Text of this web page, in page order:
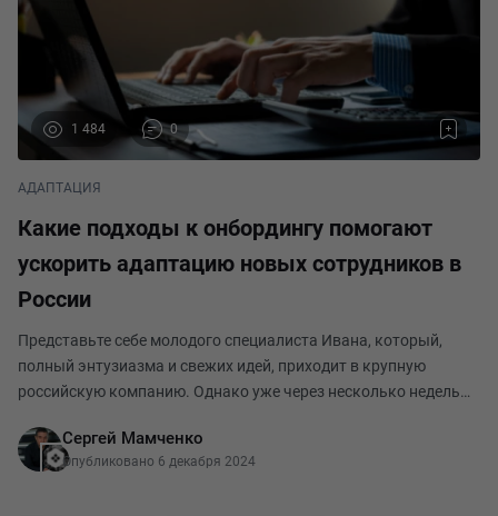
1 484 0
АДАПТАЦИЯ
Какие подходы к онбордингу помогают
ускорить адаптацию новых сотрудников в
России
Представьте себе молодого специалиста Ивана, который,
полный энтузиазма и свежих идей, приходит в крупную
российскую компанию. Однако уже через несколько недель
понимает своих задач и чувствует себя и
Сергей Мамченко
Опубликовано 6 декабря 2024